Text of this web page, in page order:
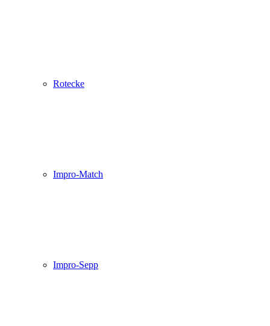
Rotecke
Impro-Match
Impro-Sepp